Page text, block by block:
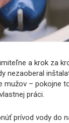
a krok za
nezaoberal
mužov – pokojne
práci.
prívod vody do